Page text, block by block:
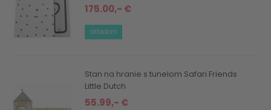
175.00,- €
skladom
Stan na hranie s tunelom Safari Friends
Little Dutch
55.99,- €